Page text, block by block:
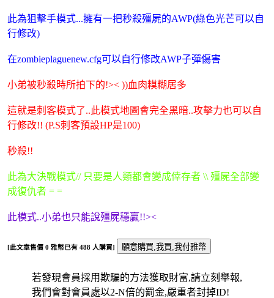
此為狙擊手模式...擁有一把秒殺殭屍的AWP(綠色光芒可以自
行修改)
在zombieplaguenew.cfg可以自行修改AWP子彈傷害
小弟被秒殺時所拍下的!>< ))血肉糢糊居多
這就是刺客模式了..此模式地圖會完全黑暗..攻擊力也可以自
行修改!! (P.S刺客預設HP是100)
秒殺!!
此為大決戰模式// 只要是人類都會變成倖存者 \\ 殭屍全部變
成復仇者 = =
此模式..小弟也只能說殭屍穩贏!!><
[此文章售價 0 雅幣已有 488 人購買]
若發現會員採用欺騙的方法獲取財富,請立刻舉報,
我們會對會員處以2-N倍的罰金,嚴重者封掉ID!